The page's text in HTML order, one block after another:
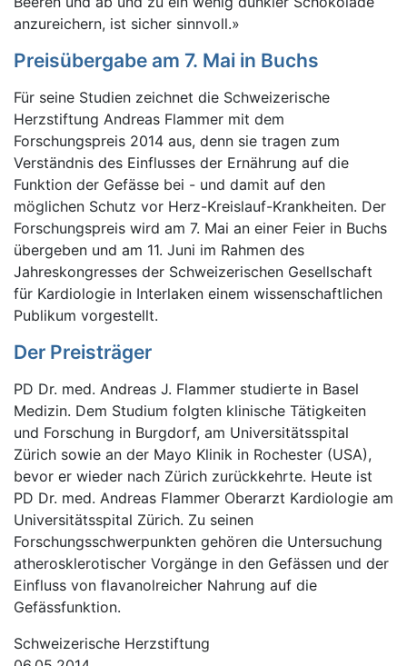
anzureichern, ist sicher sinnvoll.»
Preisübergabe am 7. Mai in Buchs
Für seine Studien zeichnet die Schweizerische
Herzstiftung Andreas Flammer mit dem
Forschungspreis 2014 aus, denn sie tragen zum
Verständnis des Einflusses der Ernährung auf die
Funktion der Gefässe bei - und damit auf den
möglichen Schutz vor Herz-Kreislauf-Krankheiten. Der
Forschungspreis wird am 7. Mai an einer Feier in Buchs
übergeben und am 11. Juni im Rahmen des
Jahreskongresses der Schweizerischen Gesellschaft
für Kardiologie in Interlaken einem wissenschaftlichen
Publikum vorgestellt.
Der Preisträger
PD Dr. med. Andreas J. Flammer studierte in Basel
Medizin. Dem Studium folgten klinische Tätigkeiten
und Forschung in Burgdorf, am Universitätsspital
Zürich sowie an der Mayo Klinik in Rochester (USA),
bevor er wieder nach Zürich zurückkehrte. Heute ist
PD Dr. med. Andreas Flammer Oberarzt Kardiologie am
Universitätsspital Zürich. Zu seinen
Forschungsschwerpunkten gehören die Untersuchung
atherosklerotischer Vorgänge in den Gefässen und der
Einfluss von flavanolreicher Nahrung auf die
Gefässfunktion.
Schweizerische Herzstiftung